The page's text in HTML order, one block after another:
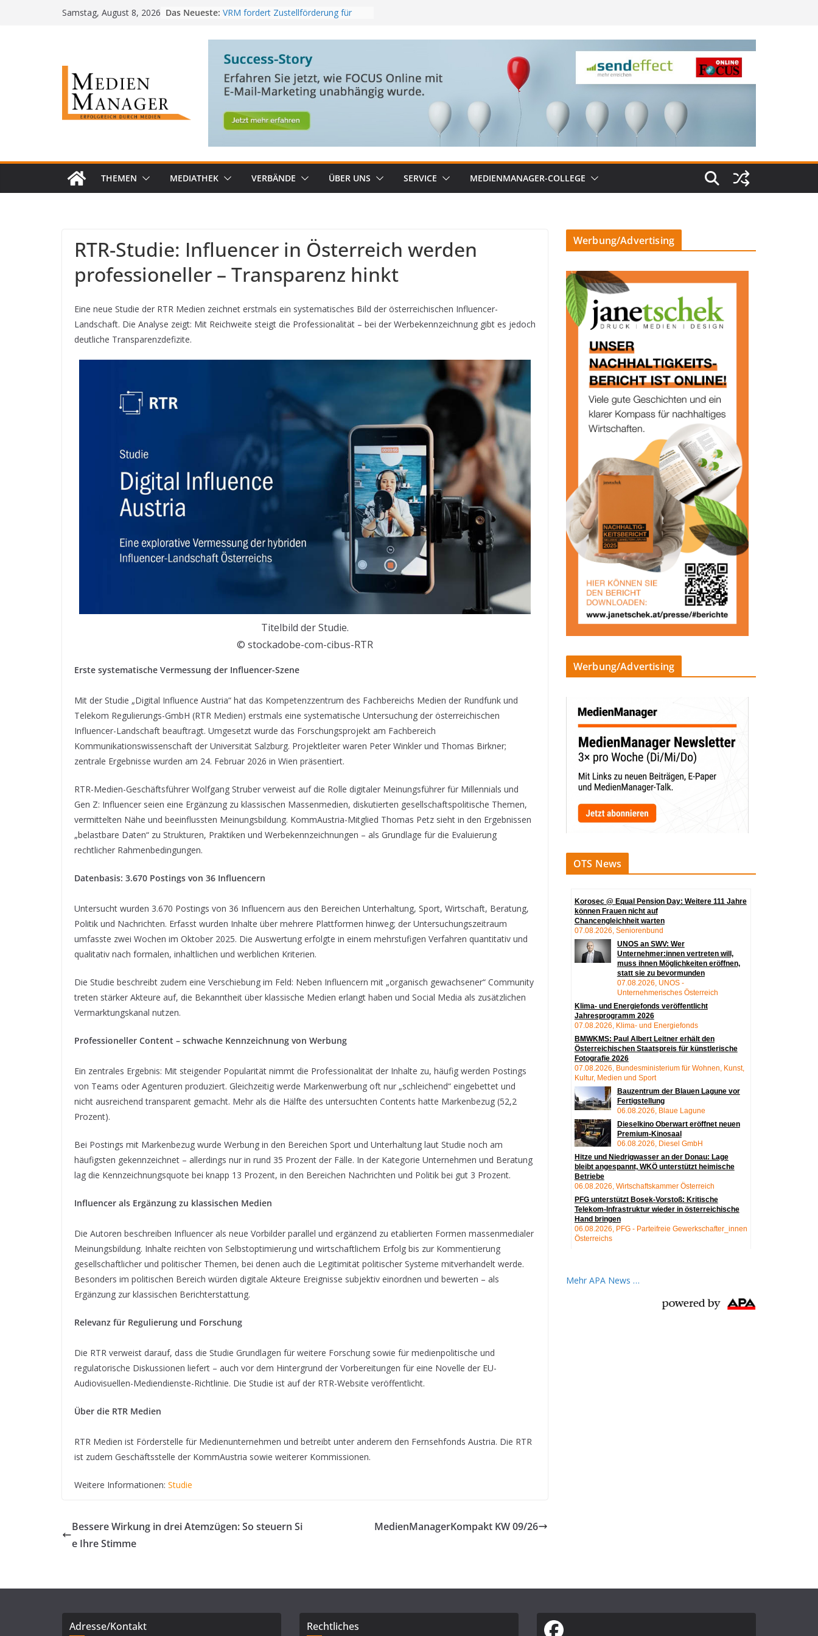
Samstag, August 8, 2026 Das Neueste: VRM fordert Zustellförderung für
im Job steigt
Radiotest 2026_2: RMS TOP Kombi
baut Führung aus
RTL+ erzielt neuen Streaming-
Bestwert in Österreich
THEMEN MEDIATHEK VERBÄNDE ÜBER UNS SERVICE MEDIENMANAGER-COLLEGE
RTR-Studie: Influencer in Österreich werden
professioneller – Transparenz hinkt
Eine neue Studie der RTR Medien zeichnet erstmals ein systematisches Bild der österreichischen Influencer-
Landschaft. Die Analyse zeigt: Mit Reichweite steigt die Professionalität – bei der Werbekennzeichnung gibt es jedoch
deutliche Transparenzdefizite.
Titelbild der Studie.
© stockadobe-com-cibus-RTR
Erste systematische Vermessung der Influencer-Szene
Mit der Studie „Digital Influence Austria“ hat das Kompetenzzentrum des Fachbereichs Medien der Rundfunk und
Telekom Regulierungs-GmbH (RTR Medien) erstmals eine systematische Untersuchung der österreichischen
Influencer-Landschaft beauftragt. Umgesetzt wurde das Forschungsprojekt am Fachbereich
Kommunikationswissenschaft der Universität Salzburg. Projektleiter waren Peter Winkler und Thomas Birkner;
zentrale Ergebnisse wurden am 24. Februar 2026 in Wien präsentiert.
RTR-Medien-Geschäftsführer Wolfgang Struber verweist auf die Rolle digitaler Meinungsführer für Millennials und
Gen Z: Influencer seien eine Ergänzung zu klassischen Massenmedien, diskutierten gesellschaftspolitische Themen,
vermittelten Nähe und beeinflussten Meinungsbildung. KommAustria-Mitglied Thomas Petz sieht in den Ergebnissen
„belastbare Daten“ zu Strukturen, Praktiken und Werbekennzeichnungen – als Grundlage für die Evaluierung
rechtlicher Rahmenbedingungen.
Datenbasis: 3.670 Postings von 36 Influencern
Untersucht wurden 3.670 Postings von 36 Influencern aus den Bereichen Unterhaltung, Sport, Wirtschaft, Beratung,
Politik und Nachrichten. Erfasst wurden Inhalte über mehrere Plattformen hinweg; der Untersuchungszeitraum
umfasste zwei Wochen im Oktober 2025. Die Auswertung erfolgte in einem mehrstufigen Verfahren quantitativ und
qualitativ nach formalen, inhaltlichen und werblichen Kriterien.
Die Studie beschreibt zudem eine Verschiebung im Feld: Neben Influencern mit „organisch gewachsener“ Community
treten stärker Akteure auf, die Bekanntheit über klassische Medien erlangt haben und Social Media als zusätzlichen
Vermarktungskanal nutzen.
Professioneller Content – schwache Kennzeichnung von Werbung
Ein zentrales Ergebnis: Mit steigender Popularität nimmt die Professionalität der Inhalte zu, häufig werden Postings
von Teams oder Agenturen produziert. Gleichzeitig werde Markenwerbung oft nur „schleichend“ eingebettet und
nicht ausreichend transparent gemacht. Mehr als die Hälfte des untersuchten Contents hatte Markenbezug (52,2
Prozent).
Bei Postings mit Markenbezug wurde Werbung in den Bereichen Sport und Unterhaltung laut Studie noch am
häufigsten gekennzeichnet – allerdings nur in rund 35 Prozent der Fälle. In der Kategorie Unternehmen und Beratung
lag die Kennzeichnungsquote bei knapp 13 Prozent, in den Bereichen Nachrichten und Politik bei gut 3 Prozent.
Influencer als Ergänzung zu klassischen Medien
Die Autoren beschreiben Influencer als neue Vorbilder parallel und ergänzend zu etablierten Formen massenmedialer
Meinungsbildung. Inhalte reichten von Selbstoptimierung und wirtschaftlichem Erfolg bis zur Kommentierung
gesellschaftlicher und politischer Themen, bei denen auch die Legitimität politischer Systeme mitverhandelt werde.
Besonders im politischen Bereich würden digitale Akteure Ereignisse subjektiv einordnen und bewerten – als
Ergänzung zur klassischen Berichterstattung.
Relevanz für Regulierung und Forschung
Die RTR verweist darauf, dass die Studie Grundlagen für weitere Forschung sowie für medienpolitische und
regulatorische Diskussionen liefert – auch vor dem Hintergrund der Vorbereitungen für eine Novelle der EU-
Audiovisuellen-Mediendienste-Richtlinie. Die Studie ist auf der RTR-Website veröffentlicht.
Über die RTR Medien
RTR Medien ist Förderstelle für Medienunternehmen und betreibt unter anderem den Fernsehfonds Austria. Die RTR
ist zudem Geschäftsstelle der KommAustria sowie weiterer Kommissionen.
Weitere Informationen: Studie
Bessere Wirkung in drei Atemzügen: So steuern Si
e Ihre Stimme
MedienManagerKompakt KW 09/26
Werbung/Advertising
Werbung/Advertising
OTS News
Mehr APA News …
Adresse/Kontakt Rechtliches